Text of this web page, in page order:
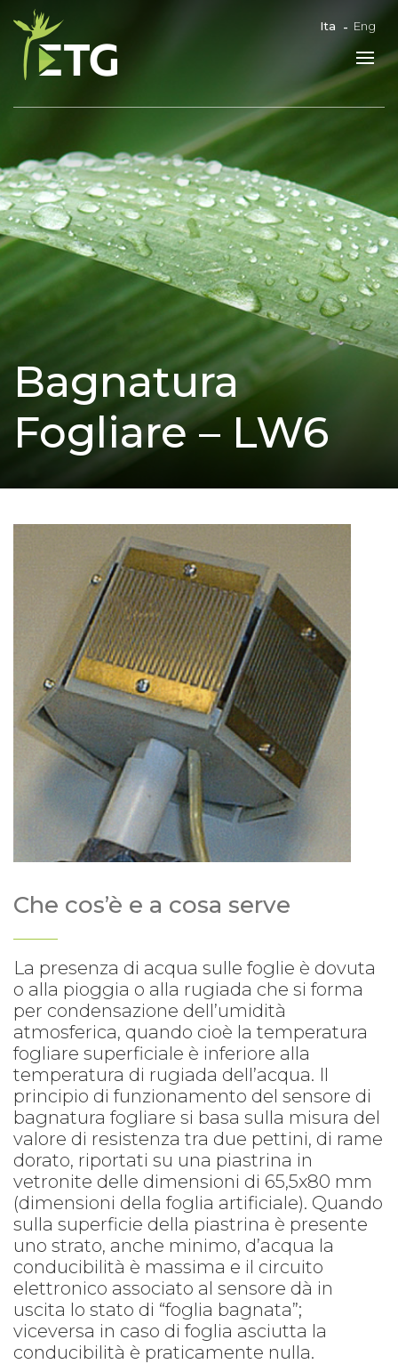
Ita Eng
Bagnatura
Fogliare – LW6
Che cos’è e a cosa serve
La presenza di acqua sulle foglie è dovuta
o alla pioggia o alla rugiada che si forma
per condensazione dell’umidità
atmosferica, quando cioè la temperatura
fogliare superficiale è inferiore alla
temperatura di rugiada dell’acqua. Il
principio di funzionamento del sensore di
bagnatura fogliare si basa sulla misura del
valore di resistenza tra due pettini, di rame
dorato, riportati su una piastrina in
vetronite delle dimensioni di 65,5x80 mm
(dimensioni della foglia artificiale). Quando
sulla superficie della piastrina è presente
uno strato, anche minimo, d’acqua la
conducibilità è massima e il circuito
elettronico associato al sensore dà in
uscita lo stato di “foglia bagnata”;
viceversa in caso di foglia asciutta la
conducibilità è praticamente nulla.